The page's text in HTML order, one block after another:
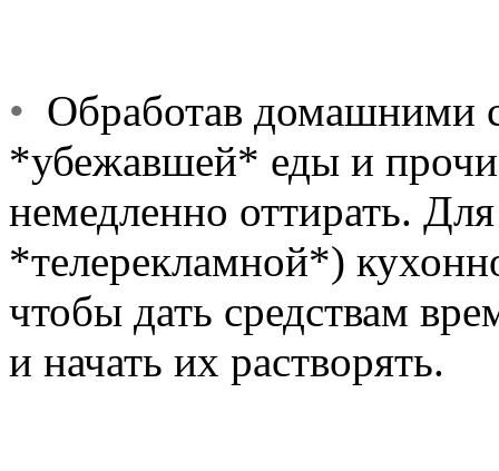
• Обработав домашними
*убежавшей* еды и
немедленно оттирать.
*телерекламной*)
чтобы дать средствам
и начать их растворять.